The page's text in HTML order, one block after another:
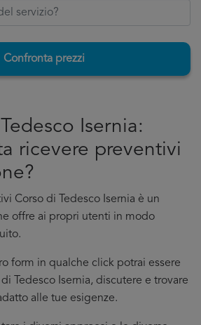
Confronta prezzi
Isernia:
ricevere preventivi
Corso di Tedesco Isernia è un
offre ai propri utenti in modo
form in qualche click potrai essere
Tedesco Isernia, discutere e trovare
alle tue esigenze.